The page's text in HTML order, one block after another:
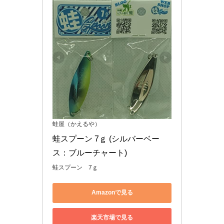
蛙屋（かえるや）
蛙スプーン 7ｇ (シルバーベー
ス：ブルーチャート)
蛙スプーン 7ｇ
Amazonで見る
楽天市場で見る